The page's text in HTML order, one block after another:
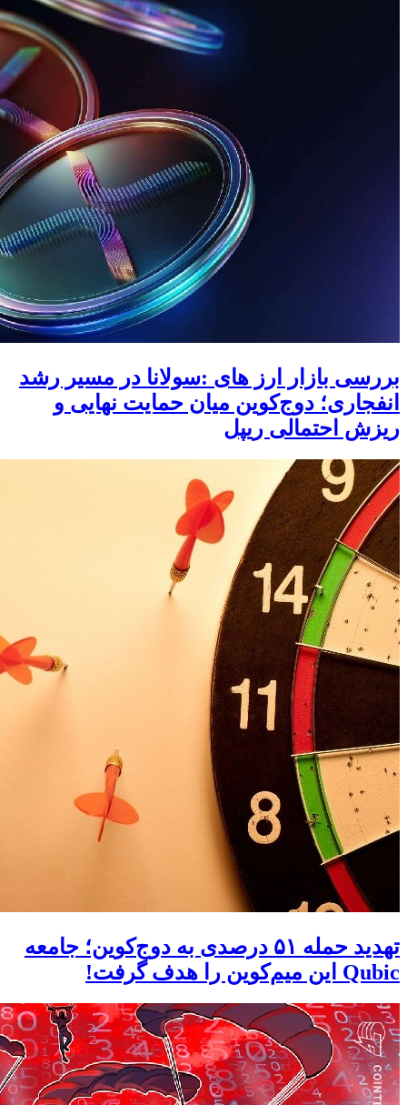
بررسی بازار ارز های :سولانا در مسیر رشد
انفجاری؛ دوج‌کوین میان حمایت نهایی و
ریزش احتمالی ریپل
تهدید حمله ۵۱ درصدی به دوج‌کوین؛ جامعه
Qubic این میم‌کوین را هدف گرفت!